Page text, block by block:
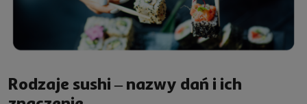
Rodzaje sushi – nazwy dań i ich